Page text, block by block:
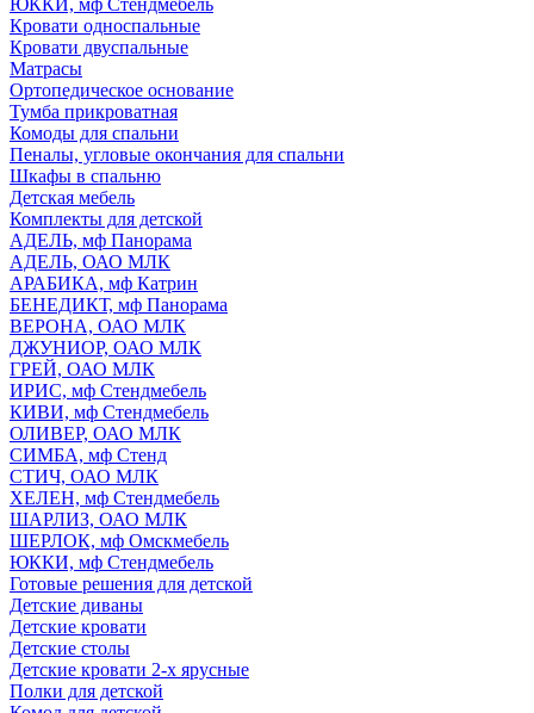
ЮККИ, мф Стендмебель
Кровати односпальные
Кровати двуспальные
Матрасы
Ортопедическое основание
Тумба прикроватная
Комоды для спальни
Пеналы, угловые окончания для спальни
Шкафы в спальню
Детская мебель
Комплекты для детской
АДЕЛЬ, мф Панорама
АДЕЛЬ, ОАО МЛК
АРАБИКА, мф Катрин
БЕНЕДИКТ, мф Панорама
ВЕРОНА, ОАО МЛК
ДЖУНИОР, ОАО МЛК
ГРЕЙ, ОАО МЛК
ИРИС, мф Стендмебель
КИВИ, мф Стендмебель
ОЛИВЕР, ОАО МЛК
СИМБА, мф Стенд
СТИЧ, ОАО МЛК
ХЕЛЕН, мф Стендмебель
ШАРЛИЗ, ОАО МЛК
ШЕРЛОК, мф Омскмебель
ЮККИ, мф Стендмебель
Готовые решения для детской
Детские диваны
Детские кровати
Детские столы
Детские кровати 2-х ярусные
Полки для детской